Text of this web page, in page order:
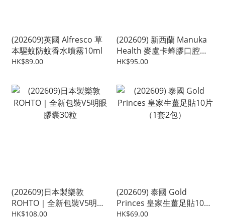
(202609)英國 Alfresco 草
本驅蚊防蚊香水噴霧10ml
HK$89.00
(202609) 新西蘭 Manuka
Health 麥盧卡蜂膠口腔噴
霧20ml
HK$95.00
(202609)日本製樂敦
ROHTO｜全新包裝V5明眼
膠囊30粒
HK$108.00
(202609) 泰國 Gold
Princes 皇家生薑足貼10片
（1套2包）
HK$69.00